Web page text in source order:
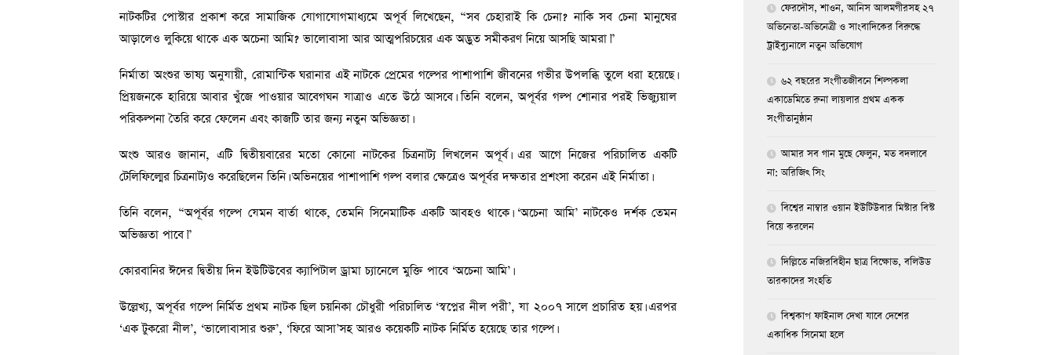
নাটকটির পোস্টার প্রকাশ করে সামাজিক যোগাযোগমাধ্যমে অপূর্ব লিখেছেন, “সব চেহারাই কি চেনা? নাকি সব চেনা মানুষের
আড়ালেও লুকিয়ে থাকে এক অচেনা আমি? ভালোবাসা আর আত্মপরিচয়ের এক অদ্ভুত সমীকরণ নিয়ে আসছি আমরা।”
নির্মাতা অংশুর ভাষ্য অনুযায়ী, রোমান্টিক ঘরানার এই নাটকে প্রেমের গল্পের পাশাপাশি জীবনের গভীর উপলব্ধি তুলে ধরা হয়েছে।
প্রিয়জনকে হারিয়ে আবার খুঁজে পাওয়ার আবেগঘন যাত্রাও এতে উঠে আসবে। তিনি বলেন, অপূর্বর গল্প শোনার পরই ভিজ্যুয়াল
পরিকল্পনা তৈরি করে ফেলেন এবং কাজটি তার জন্য নতুন অভিজ্ঞতা।
অংশু আরও জানান, এটি দ্বিতীয়বারের মতো কোনো নাটকের চিত্রনাট্য লিখলেন অপূর্ব। এর আগে নিজের পরিচালিত একটি
টেলিফিল্মের চিত্রনাট্যও করেছিলেন তিনি। অভিনয়ের পাশাপাশি গল্প বলার ক্ষেত্রেও অপূর্বর দক্ষতার প্রশংসা করেন এই নির্মাতা।
তিনি বলেন, “অপূর্বর গল্পে যেমন বার্তা থাকে, তেমনি সিনেমাটিক একটি আবহও থাকে। ‘অচেনা আমি’ নাটকেও দর্শক তেমন
অভিজ্ঞতা পাবে।”
কোরবানির ঈদের দ্বিতীয় দিন ইউটিউবের ক্যাপিটাল ড্রামা চ্যানেলে মুক্তি পাবে ‘অচেনা আমি’।
উল্লেখ্য, অপূর্বর গল্পে নির্মিত প্রথম নাটক ছিল চয়নিকা চৌধুরী পরিচালিত ‘স্বপ্নের নীল পরী’, যা ২০০৭ সালে প্রচারিত হয়। এরপর
‘এক টুকরো নীল’, ‘ভালোবাসার শুরু’, ‘ফিরে আসা’সহ আরও কয়েকটি নাটক নির্মিত হয়েছে তার গল্পে।
ফেরদৌস, শাওন, আনিস আলমগীরসহ ২৭
অভিনেতা-অভিনেত্রী ও সাংবাদিকের বিরুদ্ধে
ট্রাইব্যুনালে নতুন অভিযোগ
৬২ বছরের সংগীতজীবনে শিল্পকলা
একাডেমিতে রুনা লায়লার প্রথম একক
সংগীতানুষ্ঠান
আমার সব গান মুছে ফেলুন, মত বদলাবে
না: অরিজিৎ সিং
বিশ্বের নাম্বার ওয়ান ইউটিউবার মিস্টার বিস্ট
বিয়ে করলেন
দিল্লিতে নজিরবিহীন ছাত্র বিক্ষোভ, বলিউড
তারকাদের সংহতি
বিশ্বকাপ ফাইনাল দেখা যাবে দেশের
একাধিক সিনেমা হলে